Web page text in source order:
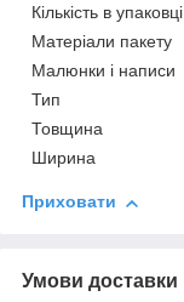
Кількість в упаковці
Матеріали пакету
Малюнки і написи
Тип
Товщина
Ширина
Приховати
Умови доставки